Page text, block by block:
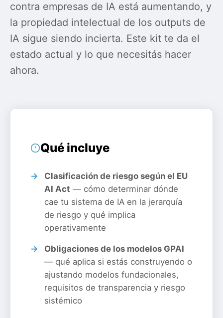
contra empresas de IA está aumentando, y
la propiedad intelectual de los outputs de
IA sigue siendo incierta. Este kit te da el
estado actual y lo que necesitás hacer
ahora.
Qué incluye
Clasificación de riesgo según el EU
AI Act — cómo determinar dónde
cae tu sistema de IA en la jerarquía
de riesgo y qué implica
operativamente
Obligaciones de los modelos GPAI
— qué aplica si estás construyendo o
ajustando modelos fundacionales,
requisitos de transparencia y riesgo
sistémico